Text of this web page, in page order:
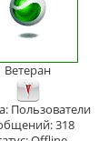
Ветеран
Пользователи
318